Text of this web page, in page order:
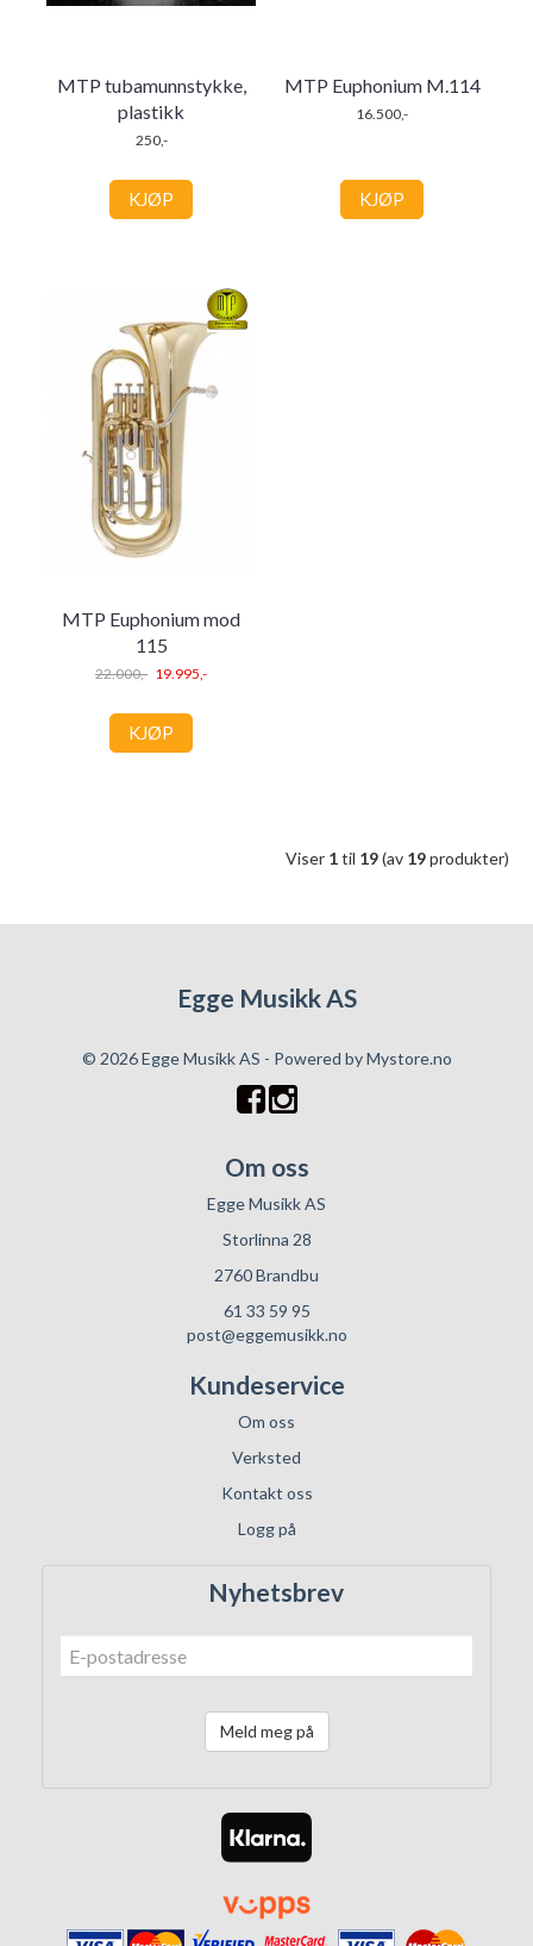
MTP tubamunnstykke,
plastikk
250,-
KJØP
MTP Euphonium M.114
16.500,-
KJØP
MTP Euphonium mod
115
22.000,- 19.995,-
KJØP
Viser 1til 19(av 19produkter)
Egge Musikk AS
© 2026 Egge Musikk AS - Powered byMystore.no
Om oss
Egge Musikk AS
Storlinna 28
2760 Brandbu
61 33 59 95
post@eggemusikk.no
Kundeservice
Om oss
Verksted
Kontakt oss
Logg på
Nyhetsbrev
Meld meg på